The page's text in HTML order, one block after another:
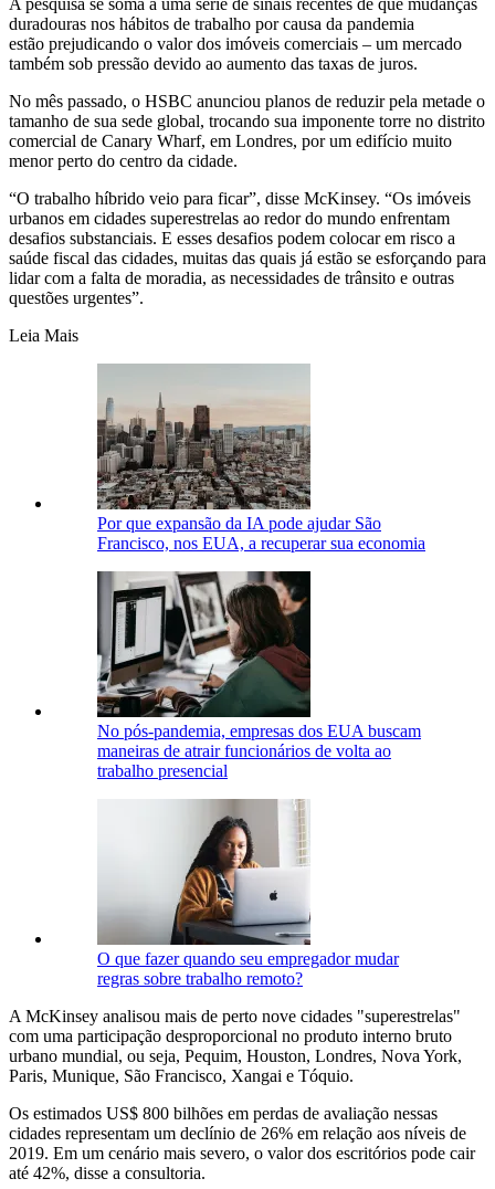
duradouras nos hábitos de trabalho por causa da pandemia
estão prejudicando o valor dos imóveis comerciais – um mercado
também sob pressão devido ao aumento das taxas de juros.
No mês passado, o HSBC anunciou planos de reduzir pela metade o
tamanho de sua sede global, trocando sua imponente torre no distrito
comercial de Canary Wharf, em Londres, por um edifício muito
menor perto do centro da cidade.
“O trabalho híbrido veio para ficar”, disse McKinsey. “Os imóveis
urbanos em cidades superestrelas ao redor do mundo enfrentam
desafios substanciais. E esses desafios podem colocar em risco a
saúde fiscal das cidades, muitas das quais já estão se esforçando para
lidar com a falta de moradia, as necessidades de trânsito e outras
questões urgentes”.
Leia Mais
Por que expansão da IA pode ajudar São
Francisco, nos EUA, a recuperar sua economia
No pós-pandemia, empresas dos EUA buscam
maneiras de atrair funcionários de volta ao
trabalho presencial
O que fazer quando seu empregador mudar
regras sobre trabalho remoto?
A McKinsey analisou mais de perto nove cidades "superestrelas"
com uma participação desproporcional no produto interno bruto
urbano mundial, ou seja, Pequim, Houston, Londres, Nova York,
Paris, Munique, São Francisco, Xangai e Tóquio.
Os estimados US$ 800 bilhões em perdas de avaliação nessas
cidades representam um declínio de 26% em relação aos níveis de
2019. Em um cenário mais severo, o valor dos escritórios pode cair
até 42%, disse a consultoria.